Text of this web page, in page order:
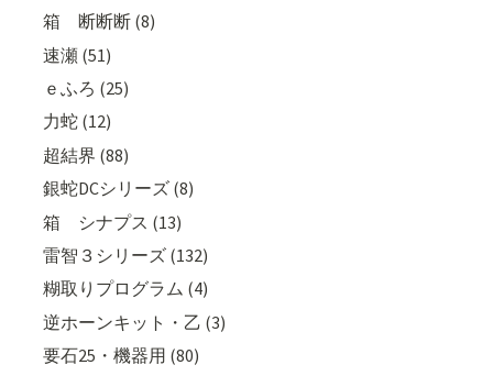
箱 断断断 (8)
速瀬 (51)
ｅふろ (25)
力蛇 (12)
超結界 (88)
銀蛇DCシリーズ (8)
箱 シナプス (13)
雷智３シリーズ (132)
糊取りプログラム (4)
逆ホーンキット・乙 (3)
要石25・機器用 (80)